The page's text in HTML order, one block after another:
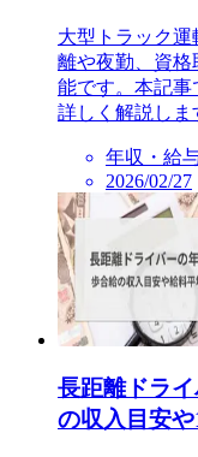
大型トラック運
離や夜勤、資格
能です。本記事
詳しく解説しま
年収・給
2026/02/27
長距離ドラ
の収入目安